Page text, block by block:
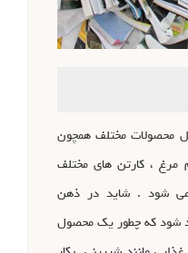
محصولات مختلف همچون
مرغ ، کارتن های مختلف
می شود . شاید در ذهن
شود که چطور یک محصول